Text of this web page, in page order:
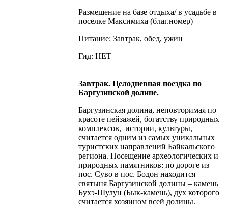
Размещение на базе отдыха/ в усадьбе в
поселке Максимиха (благ.номер)
Питание: Завтрак, обед, ужин
Гид: НЕТ
Завтрак. Целодневная поездка по
Баргузинской долине.
Баргузинская долина, неповторимая по
красоте пейзажей, богатству природных
комплексов, истории, культуры,
считается одним из самых уникальных
туристских направлений Байкальского
региона. Посещение археологических и
природных памятников: по дороге из
пос. Суво в пос. Бодон находится
святыня Баргузинской долины – камень
Бухэ-Шулун (Бык-камень), дух которого
считается хозяином всей долины.